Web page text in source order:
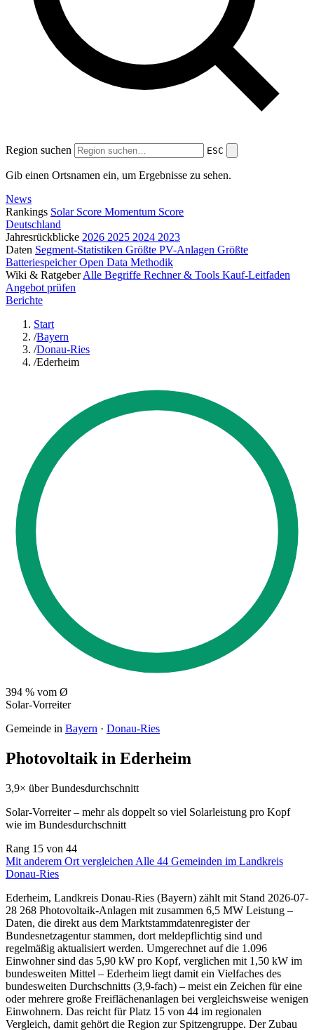
Region suchen ESC
Gib einen Ortsnamen ein, um Ergebnisse zu sehen.
News
Rankings Solar Score Momentum Score
Deutschland
Jahresrückblicke 2026 2025 2024 2023
Daten Segment-Statistiken Größte PV-Anlagen Größte
BatteriespeicherOpen Data Methodik
Wiki & Ratgeber Alle Begriffe Rechner & Tools Kauf-Leitfaden
Angebot prüfen
Berichte
Start
/Bayern
/Donau-Ries
/Ederheim
394 % vom Ø
Solar-Vorreiter
Gemeinde in Bayern · Donau-Ries
Photovoltaik in Ederheim
3,9× über Bundesdurchschnitt
Solar-Vorreiter – mehr als doppelt so viel Solarleistung pro Kopf
wie im Bundesdurchschnitt
Rang 15 von 44
Mit anderem Ort vergleichen Alle 44 Gemeinden im Landkreis
Donau-Ries
Ederheim, Landkreis Donau-Ries (Bayern) zählt mit Stand 2026-07-
28 268 Photovoltaik-Anlagen mit zusammen 6,5 MW Leistung –
Daten, die direkt aus dem Marktstammdatenregister der
Bundesnetzagentur stammen, dort meldepflichtig sind und
regelmäßig aktualisiert werden. Umgerechnet auf die 1.096
Einwohner sind das 5,90 kW pro Kopf, verglichen mit 1,50 kW im
bundesweiten Mittel – Ederheim liegt damit ein Vielfaches des
bundesweiten Durchschnitts (3,9-fach) – meist ein Zeichen für eine
oder mehrere große Freiflächenanlagen bei vergleichsweise wenigen
Einwohnern. Das reicht für Platz 15 von 44 im regionalen
Vergleich, damit gehört die Region zur Spitzengruppe. Der Zubau